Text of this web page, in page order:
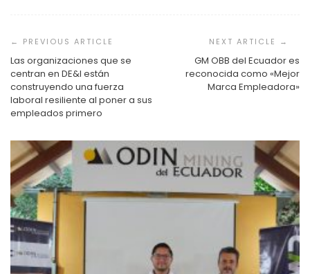
de
entradas
Las organizaciones que se
centran en DE&I están
construyendo una fuerza
laboral resiliente al poner a sus
empleados primero
GM OBB del Ecuador es
reconocida como «Mejor
Marca Empleadora»